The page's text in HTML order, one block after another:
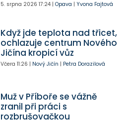
5. srpna 2026 17:24| Opava | Yvona Fajtová
Když jde teplota nad třicet,
ochlazuje centrum Nového
Jičína kropicí vůz
Včera 11:26 | Nový Jičín | Petra Dorazilová
Muž v Příboře se vážně
zranil při práci s
rozbrušovačkou